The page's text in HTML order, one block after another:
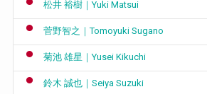
松井 裕樹｜Yuki Matsui
菅野智之｜Tomoyuki Sugano
菊池 雄星｜Yusei Kikuchi
鈴木 誠也｜Seiya Suzuki